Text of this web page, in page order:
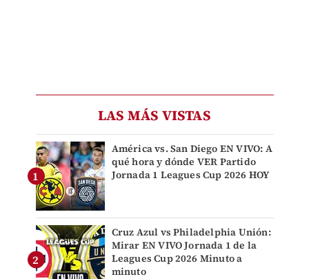
LAS MÁS VISTAS
América vs. San Diego EN VIVO: A
qué hora y dónde VER Partido
Jornada 1 Leagues Cup 2026 HOY
Cruz Azul vs Philadelphia Unión:
Mirar EN VIVO Jornada 1 de la
Leagues Cup 2026 Minuto a
minuto